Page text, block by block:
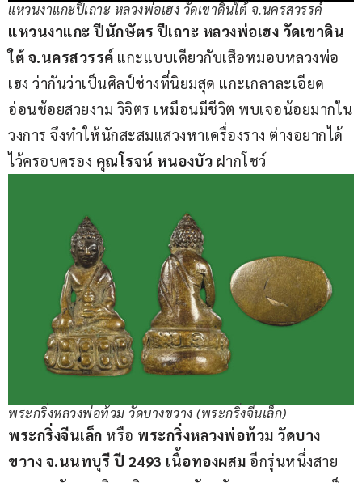
แหวนงาแกะปีเถาะ หลวงพ่อเฮง วัดเขาดินใต้ จ.นครสวรรค์
แหวนงาแกะ ปีนักษัตร ปีเถาะ หลวงพ่อเฮง วัดเขาดิน
ใต้ จ.นครสวรรค์ แกะแบบเดียวกับเสือหมอบหลวงพ่อ
เฮง ว่ากันว่าเป็นศิลป์ช่างที่นิยมสุด แกะเกลาละเอียด
อ่อนช้อยสวยงาม วิจิตร เหมือนมีชีวิต พบเจอน้อยมากใน
วงการ จึงทำให้นักสะสมแสวงหาเครื่องราง ต่างอยากได้
ไว้ครอบครอง คุณโรจน์ หนองบัว ฝากโชว์
พระกริ่งหลวงพ่อท้วม วัดบางขวาง (พระกริ่งจีนเล็ก)
พระกริ่งจีนเล็ก หรือ พระกริ่งหลวงพ่อท้วม วัดบาง
ขวาง จ.นนทบุรี ปี 2493 เนื้อทองผสม อีกรุ่นหนึ่งสาย